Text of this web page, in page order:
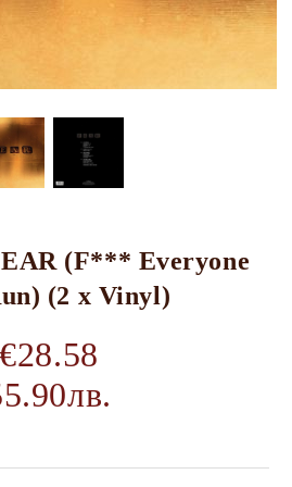
(F*** Everyone
(2 x Vinyl)
€28.58